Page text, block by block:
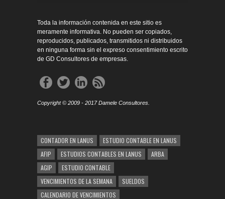
Toda la información contenida en este sitio es
meramente informativa. No pueden ser copiados,
reproducidos, publicados, transmitidos ni distribuidos
en ninguna forma sin el expreso consentimiento escrito
de GD Consultores de empresas.
Copyright © 2009 - 2017 Damele Consultores.
CONTADOR EN LANUS
ESTUDIO CONTABLE EN LANUS
AFIP
ESTUDIOS CONTABLES EN LANUS
ARBA
AGIP
ESTUDIO CONTABLE
VENCIMIENTOS DE LA SEMANA
SUELDOS
CALENDARIO DE VENCIMIENTOS